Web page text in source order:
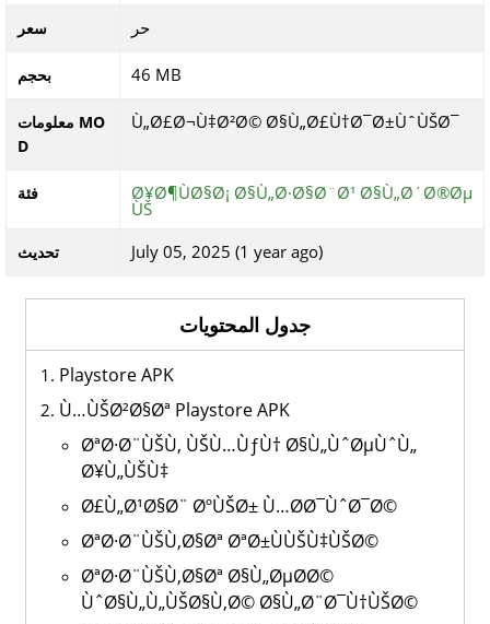
سعر حر
بحجم 46 MB
معلومات MO
D
Ù„Ø£Ø¬Ù‡Ø²Ø© Ø§Ù„Ø£Ù†Ø¯Ø±ÙˆÙŠØ¯
فئة Ø¥Ø¶ÙØ§Ø¡ Ø§Ù„Ø·Ø§Ø¨Ø¹ Ø§Ù„Ø´Ø®Øµ
ÙŠ
تحديث July 05, 2025 (1 year ago)
جدول المحتويات
Playstore APK
Ù…ÙŠØ²Ø§Øª Playstore APK
ØªØ·Ø¨ÙŠÙ‚ ÙŠÙ…ÙƒÙ† Ø§Ù„ÙˆØµÙˆÙ„
Ø¥Ù„ÙŠÙ‡
Ø£Ù„Ø¹Ø§Ø¨ ØºÙŠØ± Ù…Ø­Ø¯ÙˆØ¯Ø©
ØªØ·Ø¨ÙŠÙ‚Ø§Øª ØªØ±ÙÙŠÙ‡ÙŠØ©
ØªØ·Ø¨ÙŠÙ‚Ø§Øª Ø§Ù„ØµØ­Ø©
ÙˆØ§Ù„Ù„ÙŠØ§Ù‚Ø© Ø§Ù„Ø¨Ø¯Ù†ÙŠØ©